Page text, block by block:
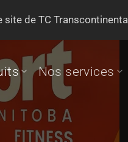
site de TC Transcontinental
Nos services